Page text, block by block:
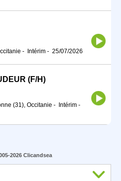
- Intérim - 25/07/2026
(F/H)
(31), Occitanie - Intérim -
2026 Clicandsea